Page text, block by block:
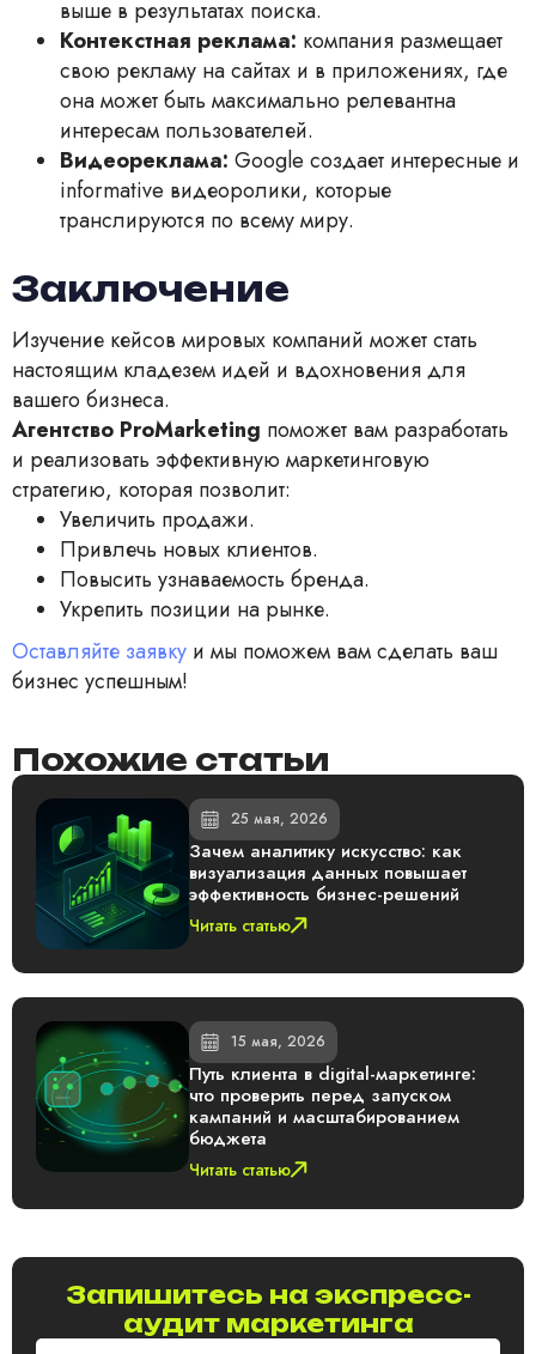
выше в результатах поиска.
Контекстная реклама: компания размещает
свою рекламу на сайтах и в приложениях, где
она может быть максимально релевантна
интересам пользователей.
Видеореклама: Google создает интересные и
informative видеоролики, которые
транслируются по всему миру.
Заключение
Изучение кейсов мировых компаний может стать
настоящим кладезем идей и вдохновения для
вашего бизнеса.
Агентство ProMarketing поможет вам разработать
и реализовать эффективную маркетинговую
стратегию, которая позволит:
Увеличить продажи.
Привлечь новых клиентов.
Повысить узнаваемость бренда.
Укрепить позиции на рынке.
Оставляйте заявку и мы поможем вам сделать ваш
бизнес успешным!
Похожие статьи
25 мая, 2026
Зачем аналитику искусство: как
визуализация данных повышает
эффективность бизнес-решений
Читать статью
15 мая, 2026
Путь клиента в digital-маркетинге:
что проверить перед запуском
кампаний и масштабированием
бюджета
Читать статью
Запишитесь на экспресс-
аудит маркетинга